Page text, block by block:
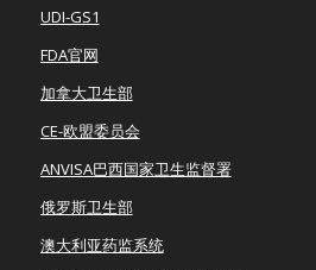
UDI-GS1
FDA官网
加拿大卫生部
CE-欧盟委员会
ANVISA巴西国家卫生监督署
俄罗斯卫生部
澳大利亚药监系统